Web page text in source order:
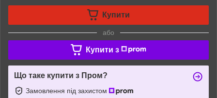
Купити
або
Купити з
Що таке купити з Пром?
Замовлення під захистом